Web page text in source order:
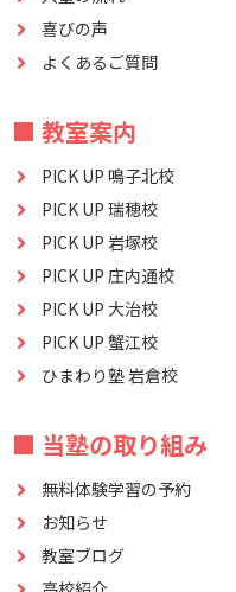
喜びの声
よくあるご質問
■ 教室案内
PICK UP 鳴子北校
PICK UP 瑞穂校
PICK UP 岩塚校
PICK UP 庄内通校
PICK UP 大治校
PICK UP 蟹江校
ひまわり塾 岩倉校
■ 当塾の取り組み
無料体験学習の予約
お知らせ
教室ブログ